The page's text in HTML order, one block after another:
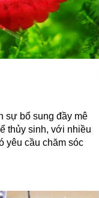
sự bổ sung đầy mê
thủy sinh, với nhiều
yêu cầu chăm sóc